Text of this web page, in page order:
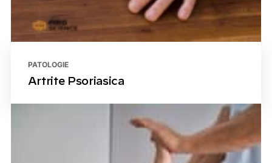
PATOLOGIE
Artrite Psoriasica